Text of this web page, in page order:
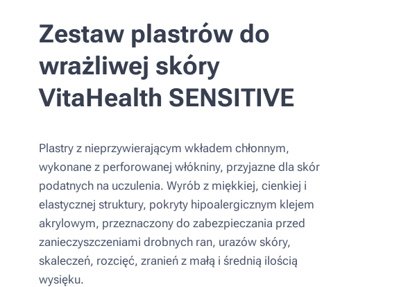
Zestaw plastrów do
wrażliwej skóry
VitaHealth SENSITIVE
Plastry z nieprzywierającym wkładem chłonnym,
wykonane z perforowanej włókniny, przyjazne dla skór
podatnych na uczulenia. Wyrób z miękkiej, cienkiej i
elastycznej struktury, pokryty hipoalergicznym klejem
akrylowym, przeznaczony do zabezpieczania przed
zanieczyszczeniami drobnych ran, urazów skóry,
skaleczeń, rozcięć, zranień z małą i średnią ilością
wysięku.